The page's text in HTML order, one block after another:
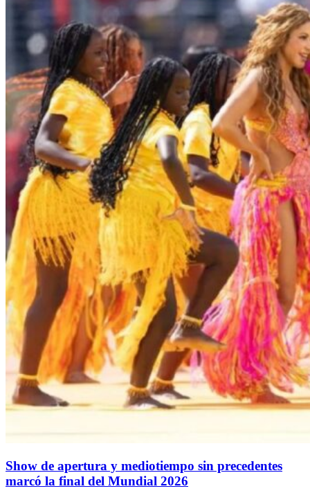
Show de apertura y mediotiempo sin precedentes
marcó la final del Mundial 2026